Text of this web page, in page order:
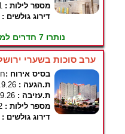
מספר לילות : 1 לילות
דירוג גולשים :
נותרו 7 חדרים למבצע זה !
ערב סוכות בשערי ירושלים 2 לילות כולל חצי
בסיס אירוח :
ת.הגעה : 25.9.26, יום שישי
ת.עזיבה : 27.9.26, יום ראשון
מספר לילות : 2 לילות
דירוג גולשים :